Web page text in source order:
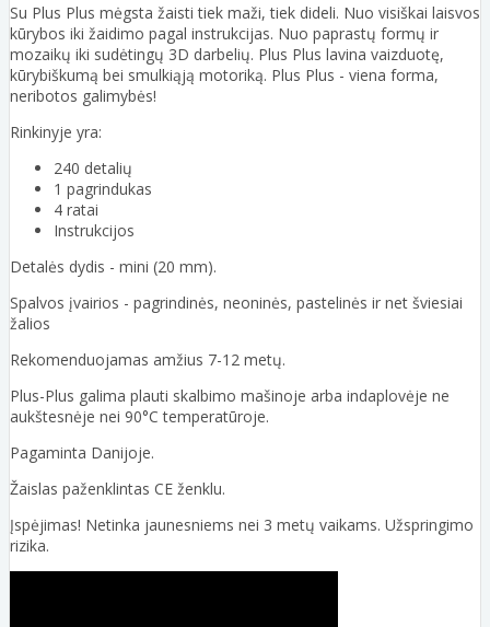
Su Plus Plus mėgsta žaisti tiek maži, tiek dideli. Nuo visiškai laisvos
kūrybos iki žaidimo pagal instrukcijas. Nuo paprastų formų ir
mozaikų iki sudėtingų 3D darbelių. Plus Plus lavina vaizduotę,
kūrybiškumą bei smulkiąją motoriką. Plus Plus - viena forma,
neribotos galimybės!
Rinkinyje yra:
240 detalių
1 pagrindukas
4 ratai
Instrukcijos
Detalės dydis - mini (20 mm).
Spalvos įvairios - pagrindinės, neoninės, pastelinės ir net šviesiai
žalios
Rekomenduojamas amžius 7-12 metų.
Plus-Plus galima plauti skalbimo mašinoje arba indaplovėje ne
aukštesnėje nei 90°C temperatūroje.
Pagaminta Danijoje.
Žaislas paženklintas CE ženklu.
Įspėjimas! Netinka jaunesniems nei 3 metų vaikams. Užspringimo
rizika.